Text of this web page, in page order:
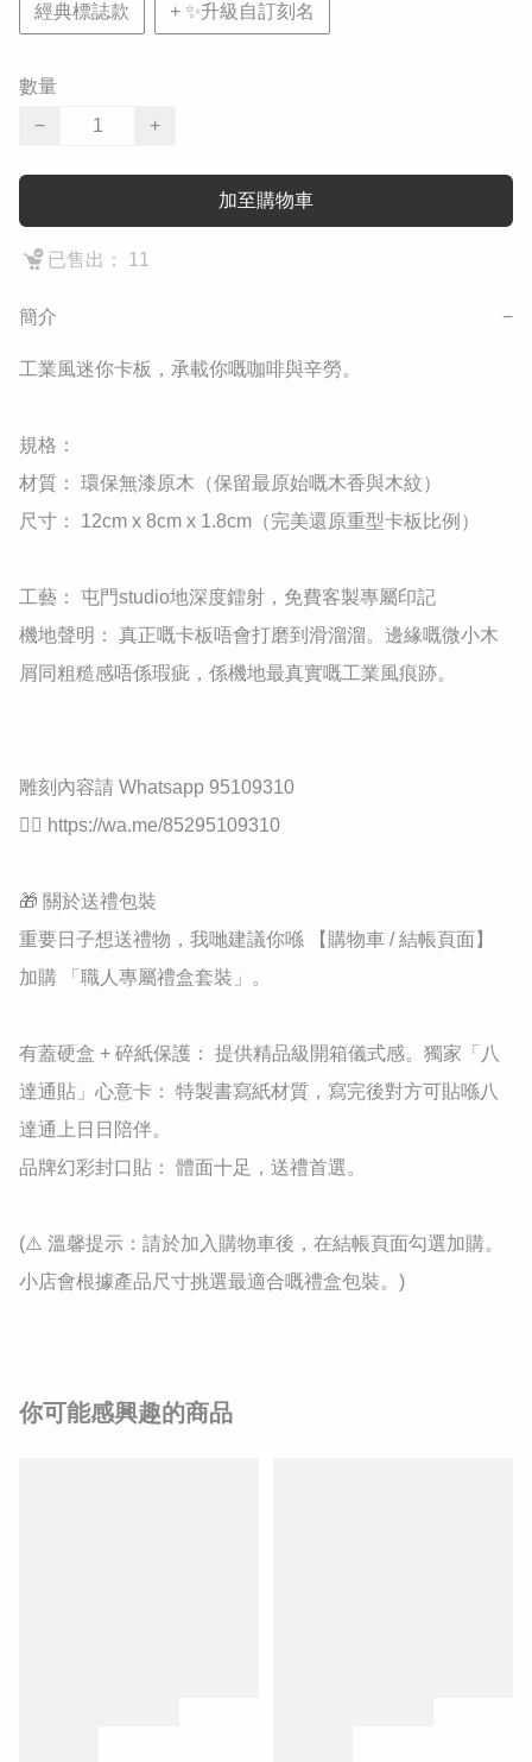
經典標誌款 + ✨升級自訂刻名
數量
−
+
加至購物車
已售出： 11
簡介 −
工業風迷你卡板，承載你嘅咖啡與辛勞。
​規格：
​材質： 環保無漆原木（保留最原始嘅木香與木紋）
​尺寸： 12cm x 8cm x 1.8cm（完美還原重型卡板比例）
​工藝： 屯門studio地深度鐳射，免費客製專屬印記
​機地聲明： 真正嘅卡板唔會打磨到滑溜溜。邊緣嘅微小木
屑同粗糙感唔係瑕疵，係機地最真實嘅工業風痕跡。
雕刻內容請 Whatsapp 95109310
👉🏻 https://wa.me/85295109310
🎁 關於送禮包裝
重要日子想送禮物，我哋建議你喺 【購物車 / 結帳頁面】
加購 「職人專屬禮盒套裝」。
有蓋硬盒 + 碎紙保護： 提供精品級開箱儀式感。獨家「八
達通貼」心意卡： 特製書寫紙材質，寫完後對方可貼喺八
達通上日日陪伴。
品牌幻彩封口貼： 體面十足，送禮首選。
(⚠️ 溫馨提示：請於加入購物車後，在結帳頁面勾選加購。
小店會根據產品尺寸挑選最適合嘅禮盒包裝。)
你可能感興趣的商品